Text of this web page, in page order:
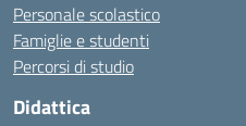
Personale scolastico
Famiglie e studenti
Percorsi di studio
Didattica